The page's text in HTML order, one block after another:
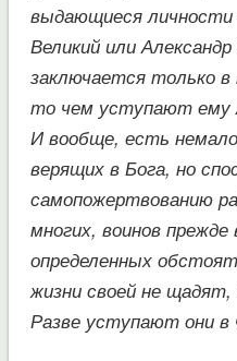
выдающиеся
Великий или
заключается только
то чем уступают ему
И вообще, есть
верящих в Бога, но
самопожертвованию
многих, воинов прежде
определенных
жизни своей не щадят,
Разве уступают они